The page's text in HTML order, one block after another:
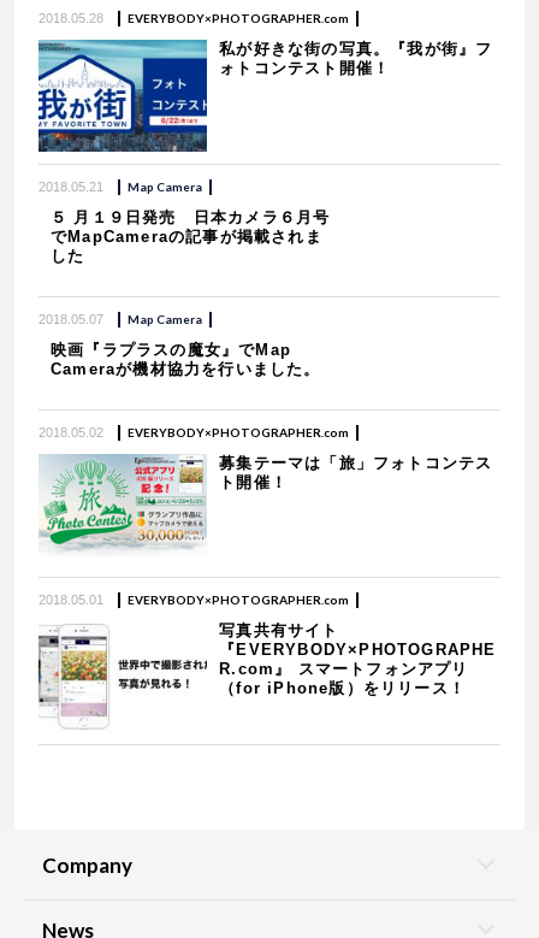
2018.05.28 EVERYBODY×PHOTOGRAPHER.com
私が好きな街の写真。『我が街』フ
ォトコンテスト開催！
2018.05.21 Map Camera
５ 月１９日発売 日本カメラ６月号
でMapCameraの記事が掲載されま
した
2018.05.07 Map Camera
映画『ラプラスの魔女』でMap
Cameraが機材協力を行いました。
2018.05.02 EVERYBODY×PHOTOGRAPHER.com
募集テーマは「旅」フォトコンテス
ト開催！
2018.05.01 EVERYBODY×PHOTOGRAPHER.com
写真共有サイト
『EVERYBODY×PHOTOGRAPHE
R.com』 スマートフォンアプリ
（for iPhone版）をリリース！
Company
News